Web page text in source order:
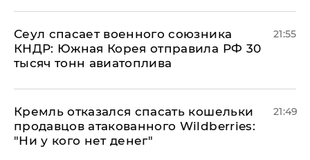
​Сеул спасает военного союзника
КНДР: Южная Корея отправила РФ 30
тысяч тонн авиатоплива
21:55
Кремль отказался спасать кошельки
продавцов атакованного Wildberries:
"Ни у кого нет денег"
21:49